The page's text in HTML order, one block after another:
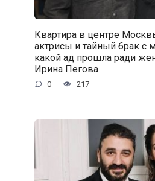
Квартира в центре
актрисы и тайный брак с
какой ад прошла ради
Ирина Пегова
0 217